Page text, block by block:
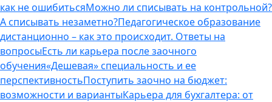
как не ошибитьсяМожно ли списывать на контрольной?
А списывать незаметно?Педагогическое образование
дистанционно – как это происходит. Ответы на
вопросыЕсть ли карьера после заочного
обучения«Дешевая» специальность и ее
перспективностьПоступить заочно на бюджет:
возможности и вариантыКарьера для бухгалтера: от